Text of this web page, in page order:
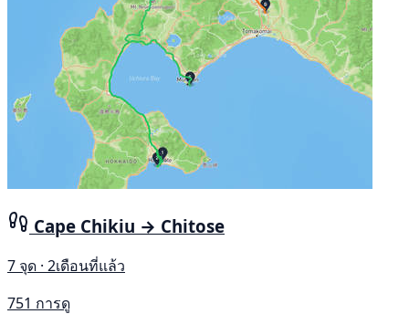
Cape Chikiu → Chitose
7 จุด · 2เดือนที่แล้ว
751 การดู